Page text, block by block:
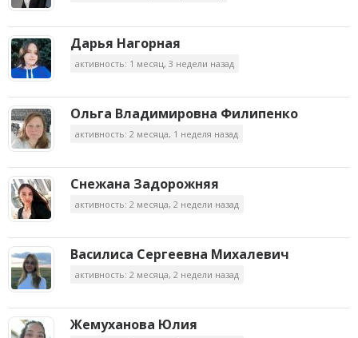
Дарья Нагорная
активность: 1 месяц, 3 недели назад
Ольга Владимировна Филипенко
активность: 2 месяца, 1 неделя назад
Снежана Задорожняя
активность: 2 месяца, 2 недели назад
Василиса Сергеевна Михалевич
активность: 2 месяца, 2 недели назад
Жемуханова Юлия